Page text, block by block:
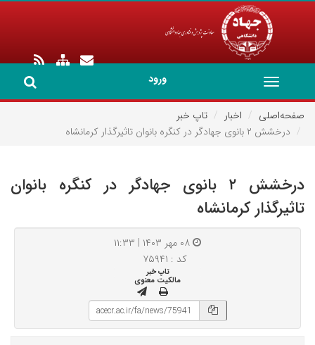
ورود
Toggle
navigation
صفحه‌اصلی
اخبار
تاپ خبر
درخشش ۲ بانوی جهادگر در کنگره بانوان تاثیرگذار کرمانشاه
درخشش ۲ بانوی جهادگر در کنگره بانوان
تاثیرگذار کرمانشاه
کد : ۷۵۹۴۱
تاپ خبر
مالکیت معنوی